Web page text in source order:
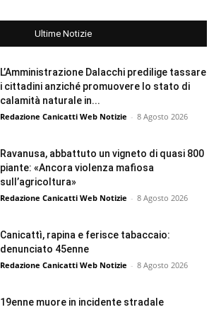
Ultime Notizie
L’Amministrazione Dalacchi predilige tassare
i cittadini anziché promuovere lo stato di
calamità naturale in...
Redazione Canicatti Web Notizie - 8 Agosto 2026
Ravanusa, abbattuto un vigneto di quasi 800
piante: «Ancora violenza mafiosa
sull’agricoltura»
Redazione Canicatti Web Notizie - 8 Agosto 2026
Canicattì, rapina e ferisce tabaccaio:
denunciato 45enne
Redazione Canicatti Web Notizie - 8 Agosto 2026
19enne muore in incidente stradale